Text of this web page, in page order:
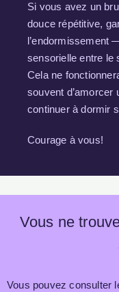
Si vous avez un
douce répétitive,
l’endormissement
sensorielle entre le
Cela ne
souvent d’amorcer
continuer à dormir
Courage à vous!
Vous ne
Vous pouvez consulter